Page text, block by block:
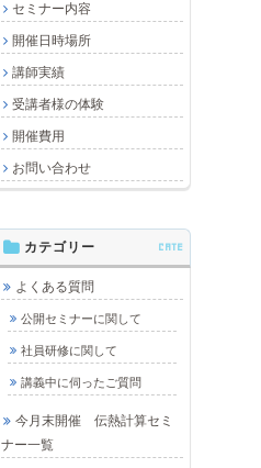
セミナー内容
開催日時場所
講師実績
受講者様の体験
開催費用
お問い合わせ
カテゴリー CATE
よくある質問
公開セミナーに関して
社員研修に関して
講義中に伺ったご質問
今月末開催 伝熱計算セミ
ナー一覧